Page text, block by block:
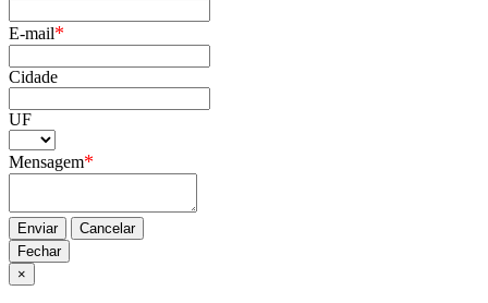
E-mail*
Cidade
UF
Mensagem*
Enviar
Cancelar
Fechar
×